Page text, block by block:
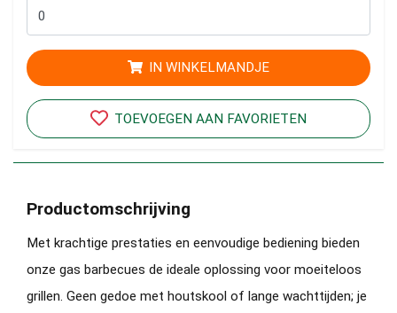
IN WINKELMANDJE
TOEVOEGEN AAN FAVORIETEN
Productomschrijving
Met krachtige prestaties en eenvoudige bediening bieden
onze gas barbecues de ideale oplossing voor moeiteloos
grillen. Geen gedoe met houtskool of lange wachttijden; je